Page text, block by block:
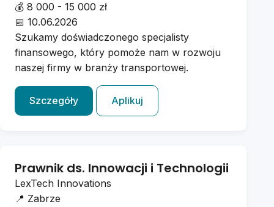
💰 8 000 - 15 000 zł
📅 10.06.2026
Szukamy doświadczonego specjalisty
finansowego, który pomoże nam w rozwoju
naszej firmy w branży transportowej.
Szczegóły Aplikuj
Prawnik ds. Innowacji i Technologii
LexTech Innovations
📍 Zabrze